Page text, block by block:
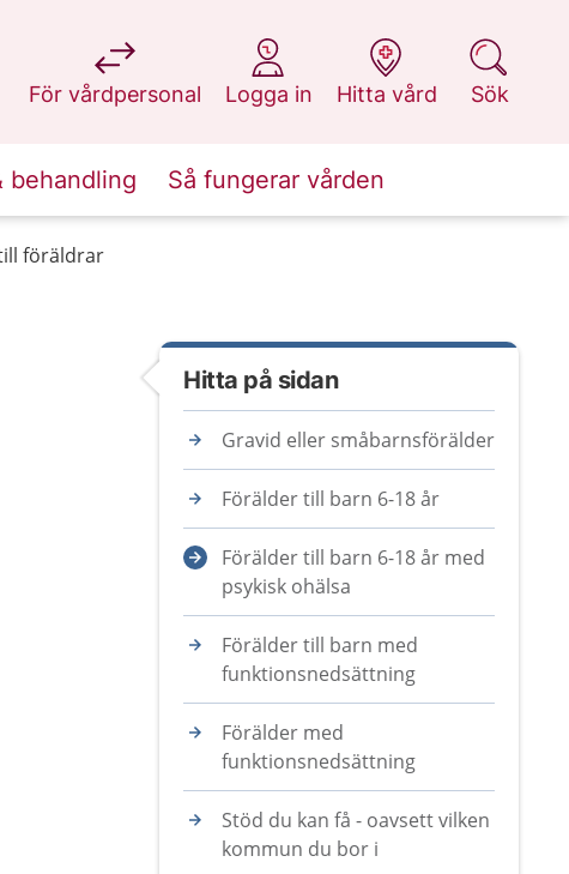
För vårdpersonal
på 1177.se
Logga in
på 1177.se
Hitta vård
på 1177.se
Sök
på 1177.se
behandling Så fungerar vården
föräldrar
Hitta på sidan
Gravid eller småbarnsförälder
Förälder till barn 6-18 år
Förälder till barn 6-18 år med
psykisk ohälsa
Förälder till barn med
funktionsnedsättning
Förälder med
funktionsnedsättning
Stöd du kan få - oavsett vilken
kommun du bor i